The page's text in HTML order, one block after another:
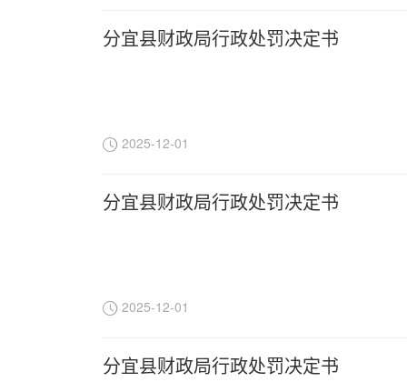
分宜县财政局行政处罚决定书
2025-12-01
分宜县财政局行政处罚决定书
2025-12-01
分宜县财政局行政处罚决定书